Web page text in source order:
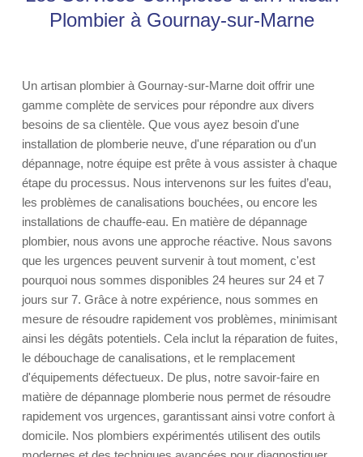
Plombier à Gournay-sur-Marne
Un artisan plombier à Gournay-sur-Marne doit offrir une
gamme complète de services pour répondre aux divers
besoins de sa clientèle. Que vous ayez besoin d'une
installation de plomberie neuve, d'une réparation ou d'un
dépannage, notre équipe est prête à vous assister à chaque
étape du processus. Nous intervenons sur les fuites d’eau,
les problèmes de canalisations bouchées, ou encore les
installations de chauffe-eau. En matière de dépannage
plombier, nous avons une approche réactive. Nous savons
que les urgences peuvent survenir à tout moment, c'est
pourquoi nous sommes disponibles 24 heures sur 24 et 7
jours sur 7. Grâce à notre expérience, nous sommes en
mesure de résoudre rapidement vos problèmes, minimisant
ainsi les dégâts potentiels. Cela inclut la réparation de fuites,
le débouchage de canalisations, et le remplacement
d'équipements défectueux. De plus, notre savoir-faire en
matière de dépannage plomberie nous permet de résoudre
rapidement vos urgences, garantissant ainsi votre confort à
domicile. Nos plombiers expérimentés utilisent des outils